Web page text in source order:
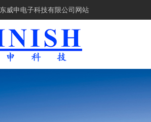
威申电子科技有限公司网站